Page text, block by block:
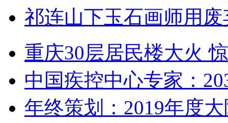
祁连山下玉石画师用
重庆30层居民楼大火
中国疾控中心专家：
年终策划：2019年度